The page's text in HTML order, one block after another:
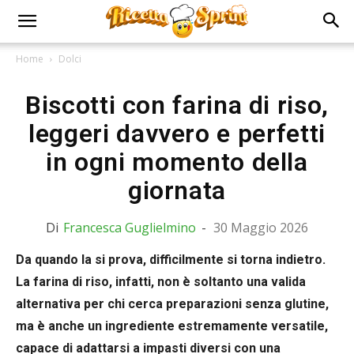
Home Dolci
Biscotti con farina di riso,
leggeri davvero e perfetti
in ogni momento della
giornata
Di Francesca Guglielmino - 30 Maggio 2026
Da quando la si prova, difficilmente si torna indietro.
La farina di riso, infatti, non è soltanto una valida
alternativa per chi cerca preparazioni senza glutine,
ma è anche un ingrediente estremamente versatile,
capace di adattarsi a impasti diversi con una